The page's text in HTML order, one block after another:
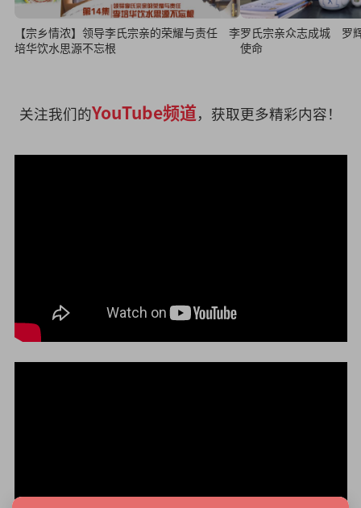
【宗乡情浓】领导李氏宗亲的荣耀与责任 李
培华饮水思源不忘根
罗氏宗亲众志成城 罗
使命
关注我们的YouTube频道，获取更多精彩内容！